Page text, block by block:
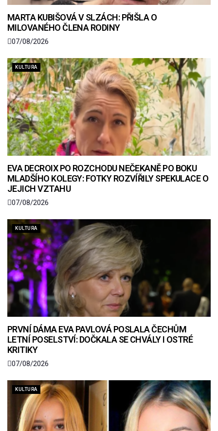
MARTA KUBIŠOVÁ V SLZÁCH: PŘIŠLA O
MILOVANÉHO ČLENA RODINY
07/08/2026
KULTURA
EVA DECROIX PO ROZCHODU NEČEKANĚ PO BOKU
MLADŠÍHO KOLEGY: FOTKY ROZVÍŘILY SPEKULACE O
JEJICH VZTAHU
07/08/2026
KULTURA
PRVNÍ DÁMA EVA PAVLOVÁ POSLALA ČECHŮM
LETNÍ POSELSTVÍ: DOČKALA SE CHVÁLY I OSTRÉ
KRITIKY
07/08/2026
KULTURA